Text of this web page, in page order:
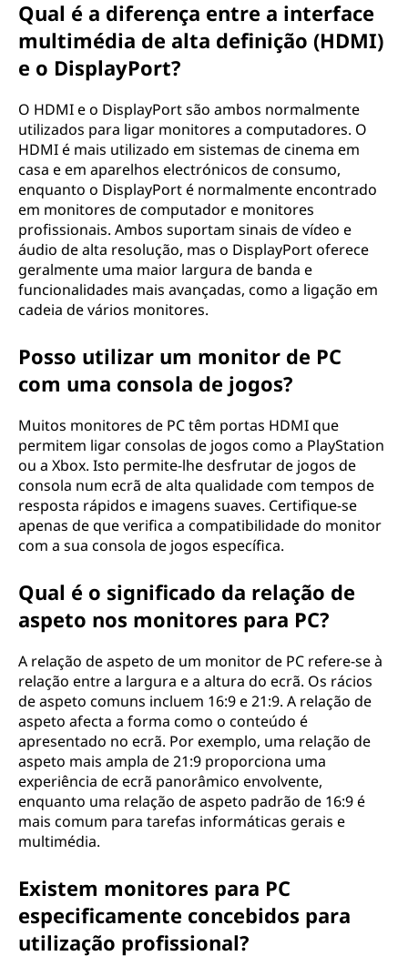
Qual é a diferença entre a interface
multimédia de alta definição (HDMI)
e o DisplayPort?
O HDMI e o DisplayPort são ambos normalmente
utilizados para ligar monitores a computadores. O
HDMI é mais utilizado em sistemas de cinema em
casa e em aparelhos electrónicos de consumo,
enquanto o DisplayPort é normalmente encontrado
em monitores de computador e monitores
profissionais. Ambos suportam sinais de vídeo e
áudio de alta resolução, mas o DisplayPort oferece
geralmente uma maior largura de banda e
funcionalidades mais avançadas, como a ligação em
cadeia de vários monitores.
Posso utilizar um monitor de PC
com uma consola de jogos?
Muitos monitores de PC têm portas HDMI que
permitem ligar consolas de jogos como a PlayStation
ou a Xbox. Isto permite-lhe desfrutar de jogos de
consola num ecrã de alta qualidade com tempos de
resposta rápidos e imagens suaves. Certifique-se
apenas de que verifica a compatibilidade do monitor
com a sua consola de jogos específica.
Qual é o significado da relação de
aspeto nos monitores para PC?
A relação de aspeto de um monitor de PC refere-se à
relação entre a largura e a altura do ecrã. Os rácios
de aspeto comuns incluem 16:9 e 21:9. A relação de
aspeto afecta a forma como o conteúdo é
apresentado no ecrã. Por exemplo, uma relação de
aspeto mais ampla de 21:9 proporciona uma
experiência de ecrã panorâmico envolvente,
enquanto uma relação de aspeto padrão de 16:9 é
mais comum para tarefas informáticas gerais e
multimédia.
Existem monitores para PC
especificamente concebidos para
utilização profissional?